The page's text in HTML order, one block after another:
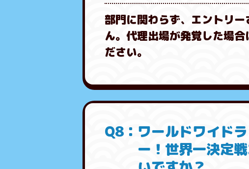
部門に関わらず、エントリ
ん。代理出場が発覚した場
ださい。
Q8：ワールドワイド
ー！世界一決定